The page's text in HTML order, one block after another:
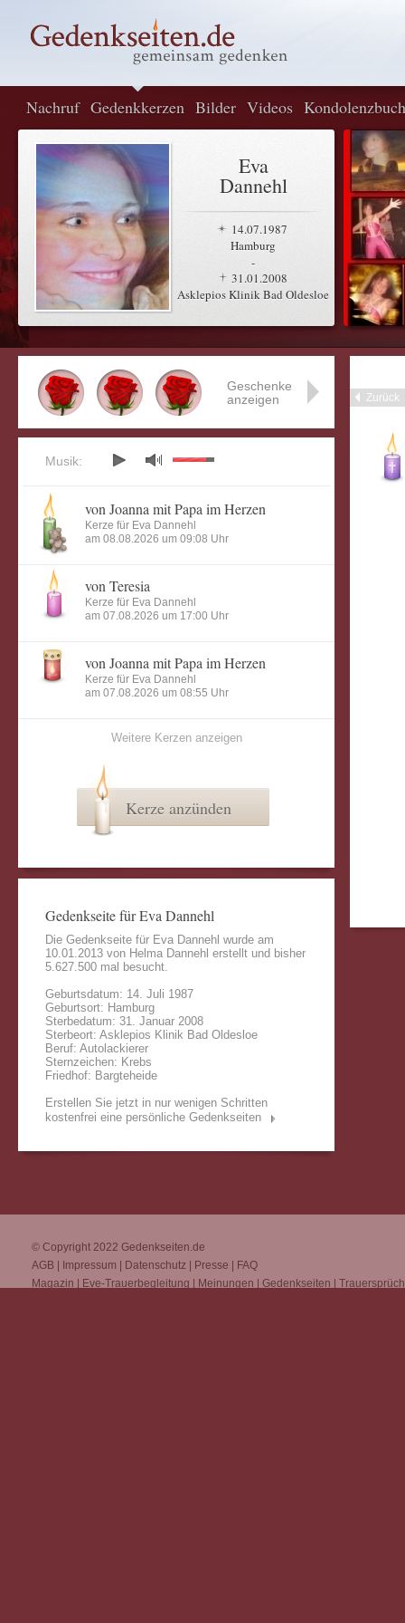
Nachruf Gedenkkerzen Bilder Videos Kondolenzbuch
Eva
Dannehl
14.07.1987
Hamburg
-
31.01.2008
Asklepios Klinik Bad Oldesloe
Zurück
Geschenke
anzeigen
Musik:
von Joanna mit Papa im Herzen
Kerze für Eva Dannehl
am 08.08.2026 um 09:08 Uhr
von Teresia
Kerze für Eva Dannehl
am 07.08.2026 um 17:00 Uhr
von Joanna mit Papa im Herzen
Kerze für Eva Dannehl
am 07.08.2026 um 08:55 Uhr
Weitere Kerzen anzeigen
Kerze anzünden
Gedenkseite für Eva Dannehl
Die Gedenkseite für Eva Dannehl wurde am
10.01.2013 von Helma Dannehl erstellt und bisher
5.627.500 mal besucht.
Geburtsdatum: 14. Juli 1987
Geburtsort: Hamburg
Sterbedatum: 31. Januar 2008
Sterbeort: Asklepios Klinik Bad Oldesloe
Beruf: Autolackierer
Sternzeichen: Krebs
Friedhof: Bargteheide
Erstellen Sie jetzt in nur wenigen Schritten
kostenfrei eine persönliche Gedenkseiten
© Copyright 2022 Gedenkseiten.de
AGB
Impressum Datenschutz Presse
FAQ
Magazin
Eve-Trauerbegleitung Meinungen Gedenkseiten